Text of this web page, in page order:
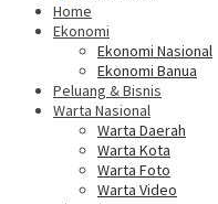
Home
Ekonomi
Ekonomi Nasional
Ekonomi Banua
Peluang & Bisnis
Warta Nasional
Warta Daerah
Warta Kota
Warta Foto
Warta Video